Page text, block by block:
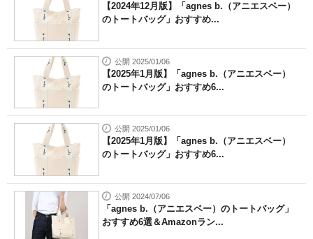
【2024年12月版】「agnes b.（アニエスベー）
のトートバッグ」おすすめ...
公開 2025/01/06
【2025年1月版】「agnes b.（アニエスベー）
のトートバッグ」おすすめ6...
公開 2025/01/06
【2025年1月版】「agnes b.（アニエスベー）
のトートバッグ」おすすめ6...
公開 2024/07/06
「agnes b.（アニエスベー）のトートバッグ」
おすすめ6選＆Amazonラン...